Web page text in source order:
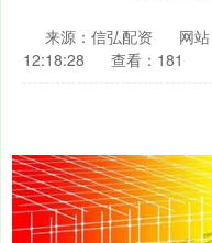
来源：信弘配资 网
12:18:28
查看：181